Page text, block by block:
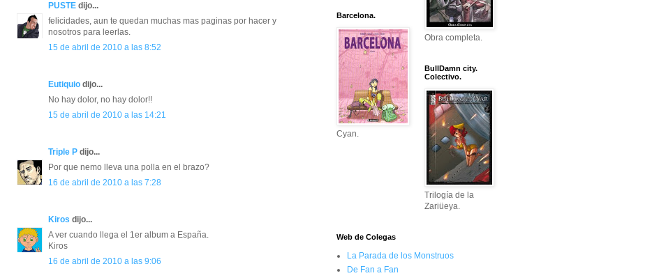
PUSTE dijo...
felicidades, aun te quedan muchas mas paginas por hacer y
nosotros para leerlas.
15 de abril de 2010 a las 8:52
Eutiquio dijo...
No hay dolor, no hay dolor!!
15 de abril de 2010 a las 14:21
Triple P dijo...
Por que nemo lleva una polla en el brazo?
16 de abril de 2010 a las 7:28
Kiros dijo...
A ver cuando llega el 1er album a España.
Kiros
16 de abril de 2010 a las 9:06
Barcelona.
Cyan.
Obra completa.
BullDamn city.
Colectivo.
Trilogía de la
Zariüeya.
Web de Colegas
La Parada de los Monstruos
De Fan a Fan